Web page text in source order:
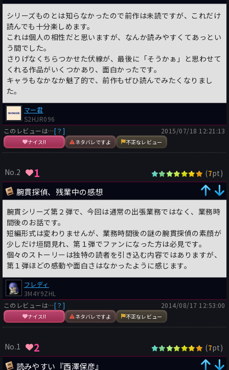
シリーズものとは知らなかったので前作は未読ですが、これだけ
読んでも十分楽しめます。
これは個人の相性だと思いますが、なんか読みやすくてあっとい
う間でした。
さりげなくちらつかせた伏線が、最後に「そうかぁ」と思わせて
くれる作品がいくつかあり、面白かったです。
キャラもなかなか魅了的で、前作もぜひ読んでみたくなりまし
た。
マー君
S2HJR096
このレビューは…[？]
ナイス!! ネタバレですよ 不正なレビュー
2015/07/18 12:21:13
No.2 1 (7pt)
腕貫探偵、残業中の感想
腕貫シリーズ第２弾で、今回は通常の出張業務ではなく、業務時
間後のお話です。
短編形式は変わりませんが、業務時間後の謎の腕貫探偵の素顔が
少しだけ垣間見れ、第１弾でファンになった方は必見です。
個々のストーリーは独特の読者を引き込む内容ではありますが、
第１弾ほどの感動や面白さはなかったように感じます。
フレディ
3M4Y9ZHL
このレビューは…[？]
ナイス!! ネタバレですよ 不正なレビュー
2014/08/17 12:53:00
No.1 2 (7pt)
読みやすい『西澤保彦』